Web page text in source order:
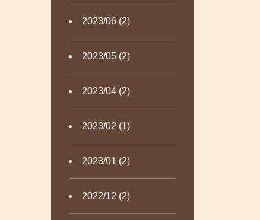
2023/06 (2)
2023/05 (2)
2023/04 (2)
2023/02 (1)
2023/01 (2)
2022/12 (2)